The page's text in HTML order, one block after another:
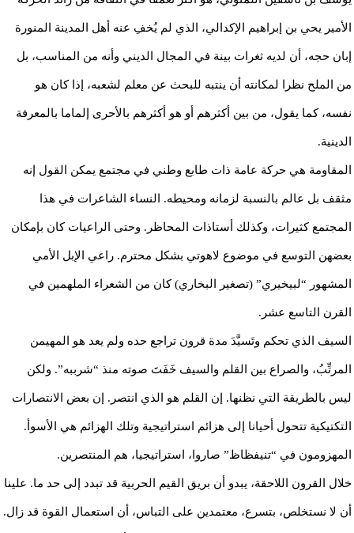
الأمير يحي بن إبراهيم الإكدالي، الذي لم يُخفِ عنه أهل المدينة المنورة
إبان حجه، أن لديه ثغرات بينة في المجال الديني وأنه من المناسب، بل
من الملح نظرا لمكانته أن ينتبه للبحث عن معلم لشعبه، إذا كان هو
نفسه، كما يقول، من بين أكثرهم أو هو أكثرهم بالأحرى إلماما بالمعرفة
الدينية.
المقاومة هي حركة عامة ذات طابع وطني في مجتمع يمكن القول إنه
مثقف بل عالم بالنسبة لزمانه ومحيطه. النساء الشاعرات في هذا
المجتمع كثيرات، وكذلك أستاذات المحاظر. وحتى الراعيات كان بإمكان
بعضهن التوسع في موضوع لاهوتي بشكل محترم. راعي الإبل الأمي
المشهور “لبيخيري” (تصغير البخاري) كان من الشعراء الملهمين في
القرن التاسع عشر.
السيف الذي تحكم وتَسيَّدَ مدة قرون تراجع حده ولم يعد هو المهيمن
المرتِّبُ، والصراع بين القلم والسيف خَفَتَ صوته منذ “شرببه”. ولكن
ليس بالطريقة التي نظنها. إن القلم هو الذي انتصر. إن بعض الانتصارات
التكتيكية تتحول أحيانا إلى هزائم استراتيجية وتلك الهزائم هي الأسوأ.
المهزومون في “تنيفظاظ” صاروا، استراتيجيا، هم المنتصرين.
خلال القرون اللاحقة، يبدو أن بريق القيم الحربية قد تبدد إلى حد ما. علينا
أن لا نستخلص، بتسرع، معتمدين على التباس، أن استعمال القوة قد زال.